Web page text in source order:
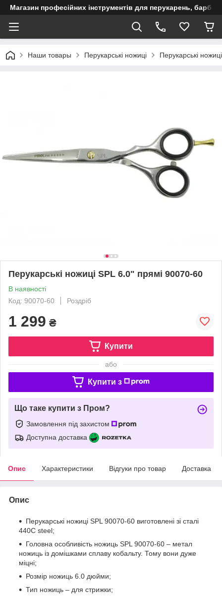
Магазин професійних інструментів для перукарень,
Наши товары Перукарські ножиці Перукарські
Перукарські ножиці SPL 6.0" прямі 90070-60
В наявності
Код: 90070-60
Роздріб
1 299 ₴
Купити
або
Купити з
Що таке купити з Пром?
Замовлення під захистом
Доступна доставка
Опис Характеристики Відгуки про товар Доставка
Опис
Перукарські ножиці SPL 90070-60 виготовлені зі сталі
440C steel;
Головна особливість ножиць SPL 90070-60 – метал
ножиць із домішками сплаву кобальту. Тому вони дуже
міцні;
Розмір ножиць 6.0 дюйми;
Тип ножиць – для стрижки;